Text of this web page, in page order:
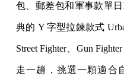
包、郵差包和軍事款單
典的 Y 字型拉鍊款式
Street Fighter、Gun
走一趟，挑選一顆適合